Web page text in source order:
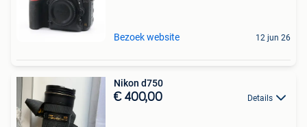
Bezoek website 12 jun 26
Nikon d750
€ 400,00 Details